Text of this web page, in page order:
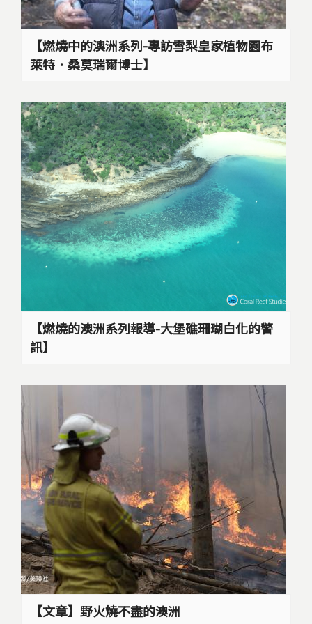
【燃燒中的澳洲系列-專訪雪梨皇家植物園布
萊特．桑莫瑞爾博士】
【燃燒的澳洲系列報導-大堡礁珊瑚白化的警
訊】
【文章】野火燒不盡的澳洲